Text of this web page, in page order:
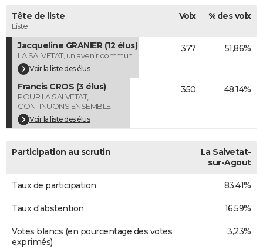
Dictionnaire
Biographies
Citations
Expressions
Proverbes
PROGRAMME TV
COPAINS D'AVANT
S'inscrire
Se connecter
Lycées
Collèges
Primaires
Universités
Entreprises
Service militaire
Avis de recherche
AVIS DE DÉCÈS
FORUM
Bricolage
Lifestyle
Culture
Sport
Auto
Television
Voyage
Cinema
Tête de liste
Liste
Voix % des voix
Jacqueline GRANIER (12 élus)
LA SALVETAT, un avenir commun
Voir la liste des élus
377 51,86%
Francis CROS (3 élus)
POUR LA SALVETAT,
CONTINUONS ENSEMBLE
Voir la liste des élus
350 48,14%
Participation au scrutin
La Salvetat-
sur-Agout
Taux de participation 83,41%
Taux d'abstention 16,59%
Votes blancs (en pourcentage des votes
exprimés)
3,23%